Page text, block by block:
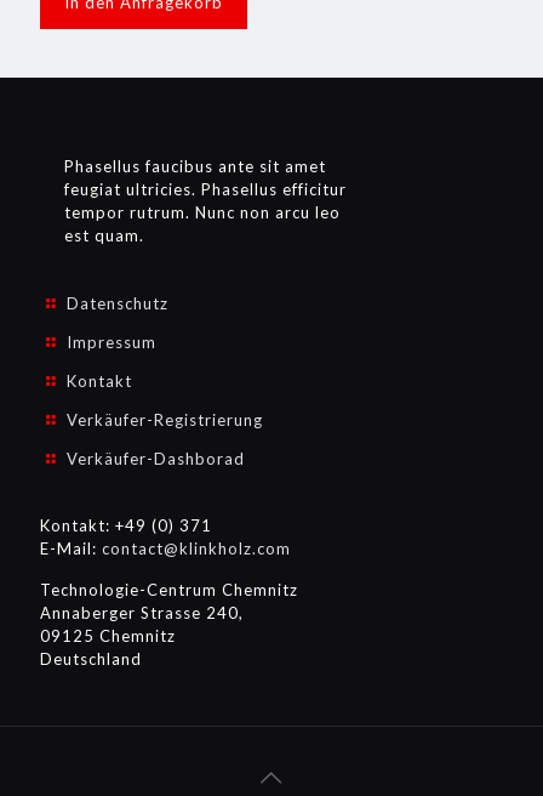
Phasellus faucibus ante sit amet
feugiat ultricies. Phasellus efficitur
tempor rutrum. Nunc non arcu leo
est quam.
Datenschutz
Impressum
Kontakt
Verkäufer-Registrierung
Verkäufer-Dashborad
Kontakt: +49 (0) 371
E-Mail: contact@klinkholz.com
Technologie-Centrum Chemnitz
Annaberger Strasse 240,
09125 Chemnitz
Deutschland